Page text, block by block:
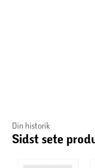
Din historik
Sidst sete